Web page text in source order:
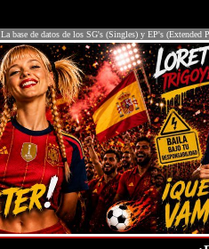
La base de datos de los SG's (Singles) y EP's (Extended